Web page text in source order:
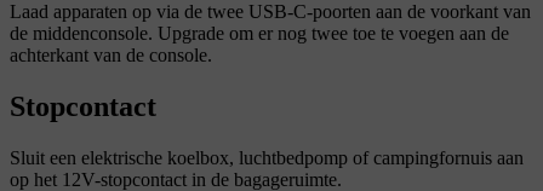
Laad apparaten op via de twee USB-C-poorten aan de voorkant van
de middenconsole. Upgrade om er nog twee toe te voegen aan de
achterkant van de console.
Stopcontact
Sluit een elektrische koelbox, luchtbedpomp of campingfornuis aan
op het 12V-stopcontact in de bagageruimte.